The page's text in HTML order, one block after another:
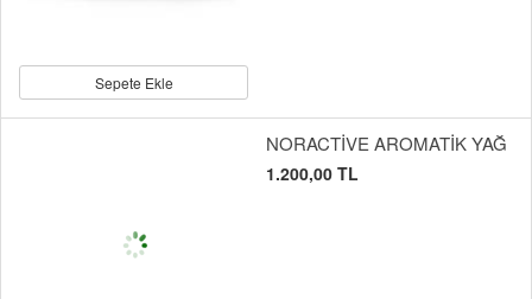
Sepete Ekle
NORACTİVE AROMATİK YAĞ
1.200,00 TL